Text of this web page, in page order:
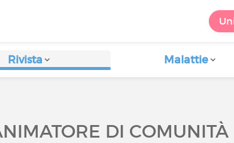
Rivista Malattie
DI COMUNITÀ